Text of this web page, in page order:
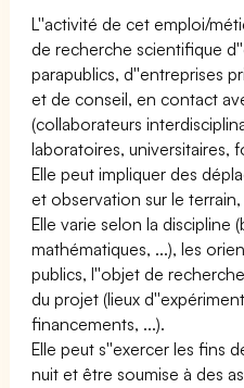
L''activité de cet emploi/
de recherche scientifique
parapublics, d''entreprises
et de conseil, en contact
(collaborateurs
laboratoires, universitaires,
Elle peut impliquer des
et observation sur le terrain,
Elle varie selon la discipline
mathématiques, ...), les
publics, l''objet de
du projet (lieux
financements, ...).
Elle peut s''exercer les fins
nuit et être soumise à des